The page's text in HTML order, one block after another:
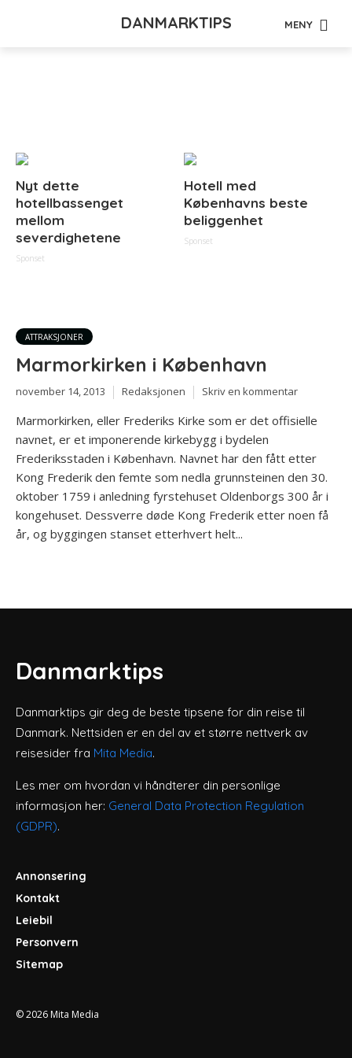
DANMARKTIPS MENY
Nyt dette
hotellbassenget
mellom
severdighetene
Sponset
Hotell med
Københavns beste
beliggenhet
Sponset
ATTRAKSJONER
Marmorkirken i København
november 14, 2013 Redaksjonen Skriv en kommentar
Marmorkirken, eller Frederiks Kirke som er det offisielle
navnet, er et imponerende kirkebygg i bydelen
Frederiksstaden i København. Navnet har den fått etter
Kong Frederik den femte som nedla grunnsteinen den 30.
oktober 1759 i anledning fyrstehuset Oldenborgs 300 år i
kongehuset. Dessverre døde Kong Frederik etter noen få
år, og byggingen stanset etterhvert helt...
Danmarktips
Danmarktips gir deg de beste tipsene for din reise til
Danmark. Nettsiden er en del av et større nettverk av
reisesider fra Mita Media.
Les mer om hvordan vi håndterer din personlige
informasjon her: General Data Protection Regulation
(GDPR).
Annonsering
Kontakt
Leiebil
Personvern
Sitemap
© 2026 Mita Media